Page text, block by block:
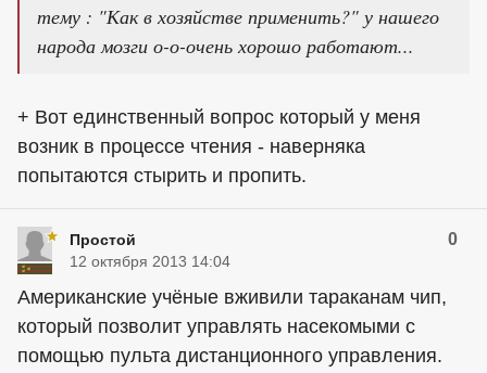
тему : "Как в хозяйстве применить?" у нашего
народа мозги о-о-очень хорошо работают...
+ Вот единственный вопрос который у меня
возник в процессе чтения - наверняка
попытаются стырить и пропить.
Простой 0
12 октября 2013 14:04
Американские учёные вживили тараканам чип,
который позволит управлять насекомыми с
помощью пульта дистанционного управления.